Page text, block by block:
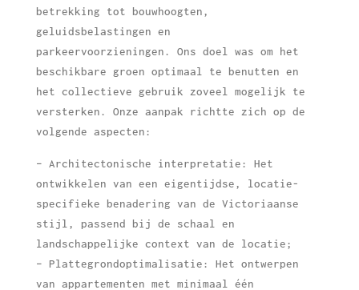
betrekking tot bouwhoogten,
geluidsbelastingen en
parkeervoorzieningen. Ons doel was om het
beschikbare groen optimaal te benutten en
het collectieve gebruik zoveel mogelijk te
versterken. Onze aanpak richtte zich op de
volgende aspecten:
– Architectonische interpretatie: Het
ontwikkelen van een eigentijdse, locatie-
specifieke benadering van de Victoriaanse
stijl, passend bij de schaal en
landschappelijke context van de locatie;
– Plattegrondoptimalisatie: Het ontwerpen
van appartementen met minimaal één